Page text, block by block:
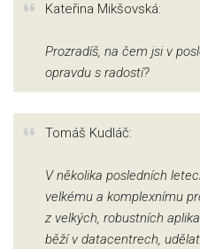
Kateřina Mikšovská:
Prozradíš, na čem jsi v
opravdu s radostí?
Tomáš Kudláč:
V několika posledních
velkému a komplexnímu
z velkých, robustních
běží v datacentrech,